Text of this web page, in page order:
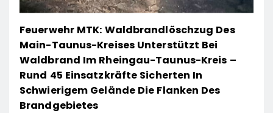
Feuerwehr MTK: Waldbrandlöschzug Des
Main-Taunus-Kreises Unterstützt Bei
Waldbrand Im Rheingau-Taunus-Kreis –
Rund 45 Einsatzkräfte Sicherten In
Schwierigem Gelände Die Flanken Des
Brandgebietes